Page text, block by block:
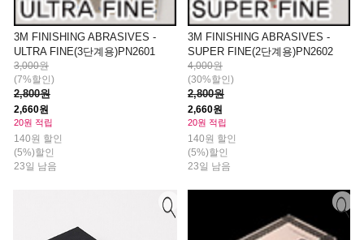
3M FINISHING ABRASIVES -
ULTRA FINE(3단계용)PN2601
3,000원
(7%할인)
2,800원
2,660원
20원 적립
140원 할인
(5%)할인
23일 남음
3M FINISHING ABRASIVES -
SUPER FINE(2단계용)PN2602
4,000원
(30%할인)
2,800원
2,660원
20원 적립
140원 할인
(5%)할인
23일 남음